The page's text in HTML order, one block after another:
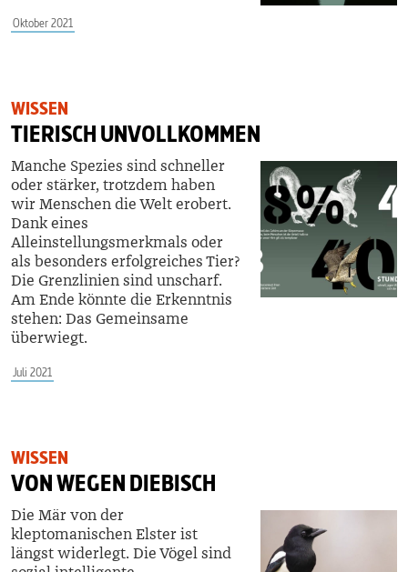
Oktober 2021
WISSEN
TIERISCH UNVOLLKOMMEN
Manche Spezies sind schneller
oder stärker, trotzdem haben
wir Menschen die Welt erobert.
Dank eines
Alleinstellungsmerkmals oder
als besonders erfolgreiches Tier?
Die Grenzlinien sind unscharf.
Am Ende könnte die Erkenntnis
stehen: Das Gemeinsame
überwiegt.
Juli 2021
WISSEN
VON WEGEN DIEBISCH
Die Mär von der
kleptomanischen Elster ist
längst widerlegt. Die Vögel sind